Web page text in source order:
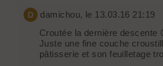
D damichou, le 13.03.16 21:19
Croutée la dernière descente
Juste une fine couche
pâtisserie et son feuilletage